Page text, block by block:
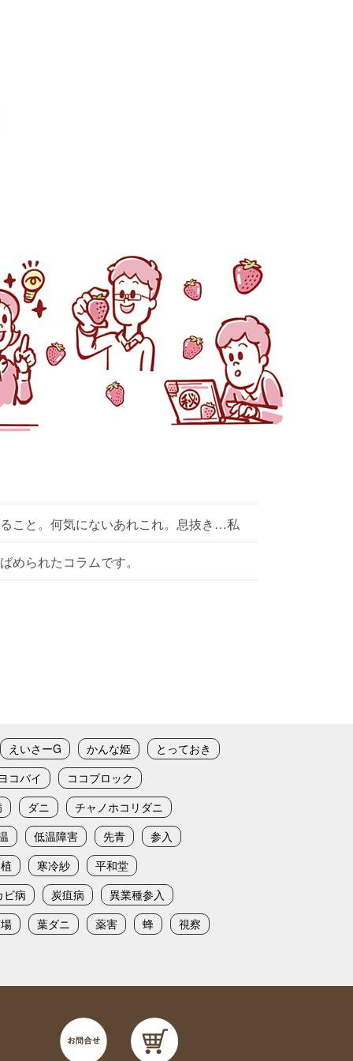
こと。何気にないあれこれ。息抜き…私
められたコラムです。
えいさーG かんな姫
とっておき
コバイ
ココブロック
ダニ
チャノホコリダニ
低温障害 先青
参入
寒冷紗
平和堂
ビ病 炭疽病
異業種参入
葉ダニ 薬害 蜂
視察